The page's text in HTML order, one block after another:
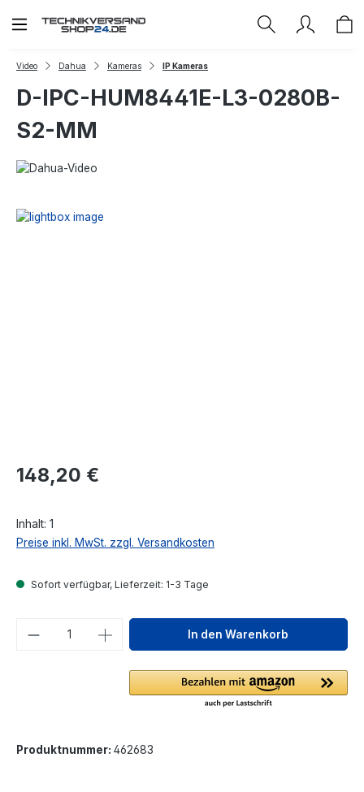
Zum Hauptinhalt springen
Video Dahua Kameras IP Kameras
D-IPC-HUM8441E-L3-0280B-
S2-MM
Regulärer Preis:
148,20 €
Inhalt: 1
Preise inkl. MwSt. zzgl. Versandkosten
Sofort verfügbar, Lieferzeit: 1-3 Tage
Produkt Anzahl: Gib denIn den Warenkorb
Produktnummer: 462683